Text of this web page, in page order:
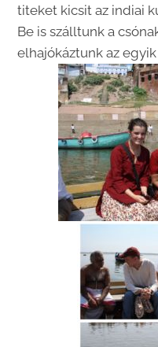
titeket kicsit az indiai
Be is szálltunk a
elhajókáztunk az egyik